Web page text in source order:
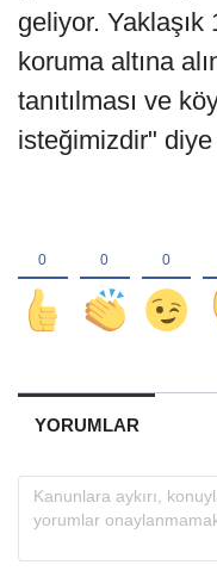
geliyor. Yaklaşık
koruma altına
tanıtılması ve
isteğimizdir"
YORUMLAR